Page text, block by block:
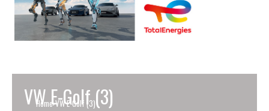
Home VW E-Golf (3)
VW E-Golf (3)